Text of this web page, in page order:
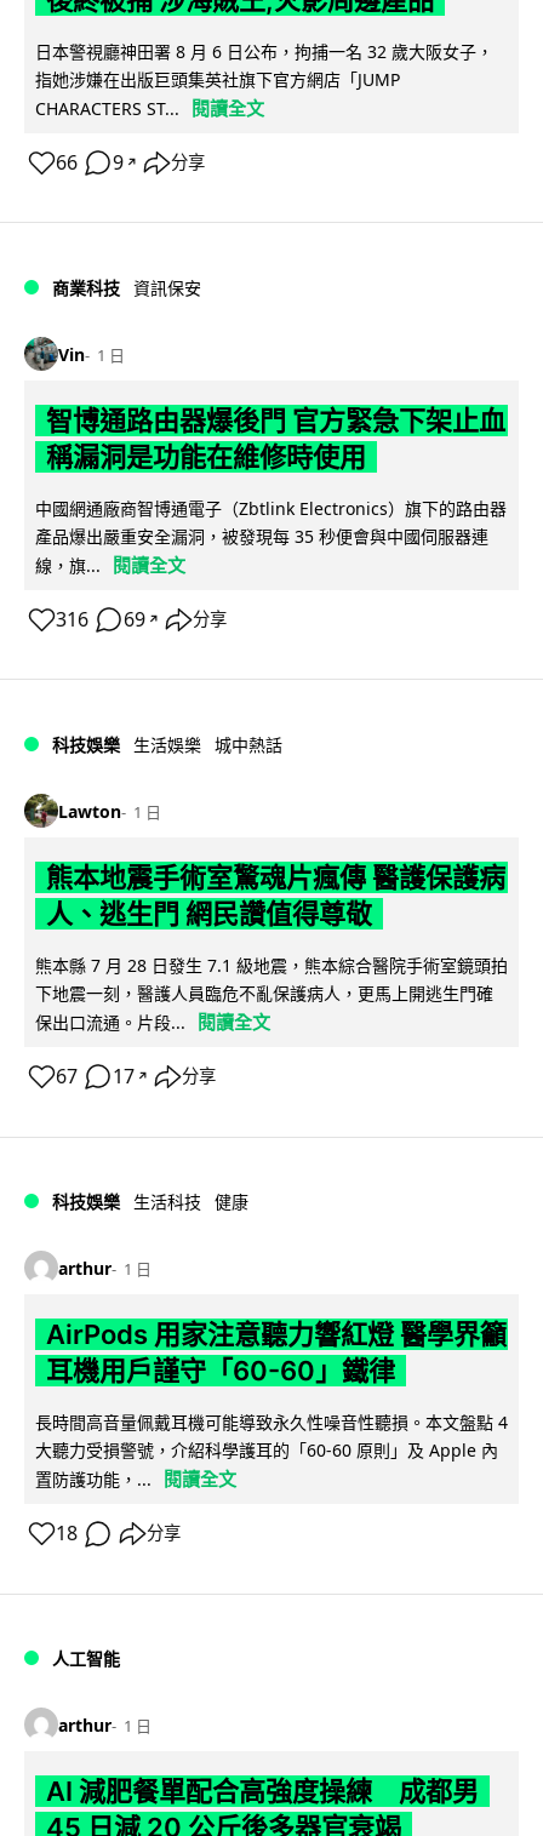
日本警視廳神田署 8 月 6 日公布，拘捕一名 32 歲大阪女子，
指她涉嫌在出版巨頭集英社旗下官方網店「JUMP
CHARACTERS ST...
閱讀全文
66 9 ↗ 分享
商業科技 資訊保安
Vin 1 日
智博通路由器爆後門 官方緊急下架止血
稱漏洞是功能在維修時使用
中國網通廠商智博通電子（Zbtlink Electronics）旗下的路由器
產品爆出嚴重安全漏洞，被發現每 35 秒便會與中國伺服器連
線，旗...
閱讀全文
316 69 ↗ 分享
科技娛樂 生活娛樂 城中熱話
Lawton 1 日
熊本地震手術室驚魂片瘋傳 醫護保護病
人、逃生門 網民讚值得尊敬
熊本縣 7 月 28 日發生 7.1 級地震，熊本綜合醫院手術室鏡頭拍
下地震一刻，醫護人員臨危不亂保護病人，更馬上開逃生門確
保出口流通。片段...
閱讀全文
67 17 ↗ 分享
科技娛樂 生活科技 健康
arthur 1 日
AirPods 用家注意聽力響紅燈 醫學界籲
耳機用戶謹守「60-60」鐵律
長時間高音量佩戴耳機可能導致永久性噪音性聽損。本文盤點 4
大聽力受損警號，介紹科學護耳的「60-60 原則」及 Apple 內
置防護功能，...
閱讀全文
18 分享
人工智能
arthur 1 日
AI 減肥餐單配合高強度操練 成都男
45 日減 20 公斤後多器官衰竭